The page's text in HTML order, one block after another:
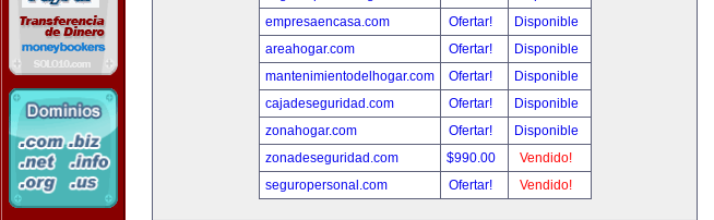
empresaencasa.com
Ofertar!
Disponible
areahogar.com
Ofertar!
Disponible
mantenimientodelhogar.com
Ofertar!
Disponible
cajadeseguridad.com
Ofertar!
Disponible
zonahogar.com
Ofertar!
Disponible
zonadeseguridad.com
$990.00
Vendido!
seguropersonal.com
Ofertar! Vendido!